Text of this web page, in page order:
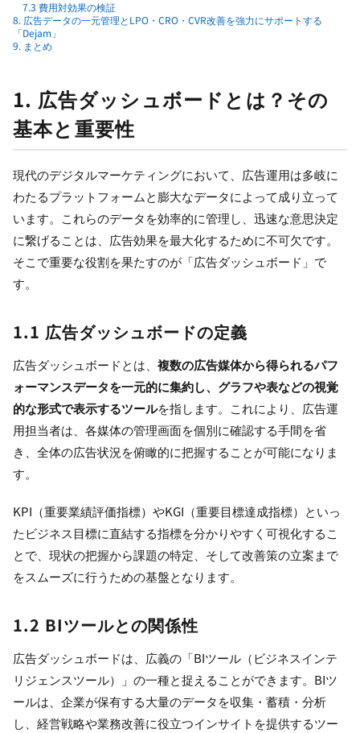
7.3 費用対効果の検証
8. 広告データの一元管理とLPO・CRO・CVR改善を強力にサポートする
「Dejam」
9. まとめ
1. 広告ダッシュボードとは？その
基本と重要性
現代のデジタルマーケティングにおいて、広告運用は多岐に
わたるプラットフォームと膨大なデータによって成り立って
います。これらのデータを効率的に管理し、迅速な意思決定
に繋げることは、広告効果を最大化するために不可欠です。
そこで重要な役割を果たすのが「広告ダッシュボード」で
す。
1.1 広告ダッシュボードの定義
広告ダッシュボードとは、 複数の広告媒体から得られるパフ
ォーマンスデータを一元的に集約し、グラフや表などの視覚
的な形式で表示するツールを指します。これにより、広告運
用担当者は、各媒体の管理画面を個別に確認する手間を省
き、全体の広告状況を俯瞰的に把握することが可能になりま
す。
KPI（重要業績評価指標）やKGI（重要目標達成指標）といっ
たビジネス目標に直結する指標を分かりやすく可視化するこ
とで、現状の把握から課題の特定、そして改善策の立案まで
をスムーズに行うための基盤となります。
1.2 BIツールとの関係性
広告ダッシュボードは、広義の「BIツール（ビジネスインテ
リジェンスツール）」の一種と捉えることができます。BIツ
ールは、企業が保有する大量のデータを収集・蓄積・分析
し、経営戦略や業務改善に役立つインサイトを提供するツー